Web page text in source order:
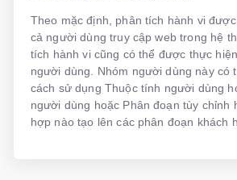
Theo mặc định, phân tích hành vi
cả người dùng truy cập web trong hệ
tích hành vi cũng có thể được thực
người dùng. Nhóm người dùng này có
cách sử dụng Thuộc tính người dùng
người dùng hoặc Phân đoạn tùy chỉnh
hợp nào tạo lên các phân đoạn khách